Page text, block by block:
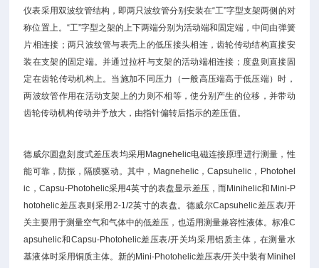
仪表采用双波纹管结构，即两只波纹管分别安装在“工”字型支架两侧的对
称位置上。“工”字型之架的上下两端分别为活动端和固定端，中间由弹簧
片相连接；两只波纹管与表壳上的低压接头相连，齿轮传动结构直接安
装在支架的固定端。并通过拉杆与支架的活动端相连接；度盘则直接固
定在齿轮传动机构上。当施加不同压力（一般高压端高于低压端）时，
两波纹管作用在活动支架上的力则不相等，使分别产生的位移，并带动
齿轮传动机构传动并予放大，由指针偏转后指示的差压值。
德威尔圆盘刻度式差压表均采用Magnehelic电磁连接原理进行测量，性
能可靠，防振，隔膜驱动。其中，Magnehelic，Capsuhelic，Photohel
ic，Capsu-Photohelic采用4英寸的表盘显示差压，而Minihelic和Mini-P
hotohelic差压表则采用2-1/2英寸的表盘。德威尔Capsuhelic差压表/开
关主要用于测量空气和气体中的低差压，也适用测量兼容性液体。标准C
apsuhelic和Capsu-Photohelic差压表/开关均采用铝质主体，在测量水
基液体时采用铜质主体。新的Mini-Photohelic差压表/开关中装有Minihel